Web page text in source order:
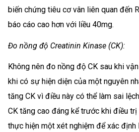
biến chứng tiêu cơ vân liên quan đến
báo cáo cao hơn với liều 40mg.
Đo nồng độ Creatinin Kinase (CK):
Không nên đo nồng độ CK sau khi
khi có sự hiện diện của một nguyên
tăng CK vì điều này có thể làm sai
CK tăng cao đáng kể trước khi điều trị
thực hiện một xét nghiệm để xác